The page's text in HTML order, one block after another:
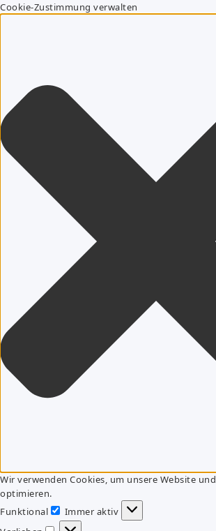
Cookie-Zustimmung verwalten
Wir verwenden Cookies, um unsere Website
optimieren.
Funktional
Funktional
Immer aktiv